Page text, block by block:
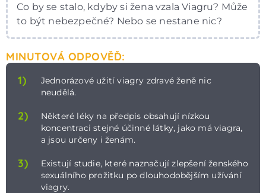
Co by se stalo, kdyby si žena vzala Viagru? Může
to být nebezpečné? Nebo se nestane nic?
MINUTOVÁ ODPOVĚĎ:
1)
Jednorázové užití viagry zdravé ženě nic
neudělá.
2)
Některé léky na předpis obsahují nízkou
koncentraci stejné účinné látky, jako má viagra,
a jsou určeny i ženám.
3)
Existují studie, které naznačují zlepšení ženského
sexuálního prožitku po dlouhodobějším užívání
viagry.